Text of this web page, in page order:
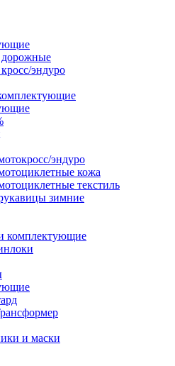
эндуро
эндуро
кожа
текстиль
зимние
комплектующие
и маски